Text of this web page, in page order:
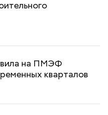
на ПМЭФ
кварталов